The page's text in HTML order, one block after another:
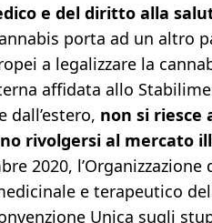
e del diritto alla
porta ad un altro
a legalizzare la
affidata allo
dall’estero, non si riesce
rivolgersi al mercato
2020,
e terapeutico
Unica sugli